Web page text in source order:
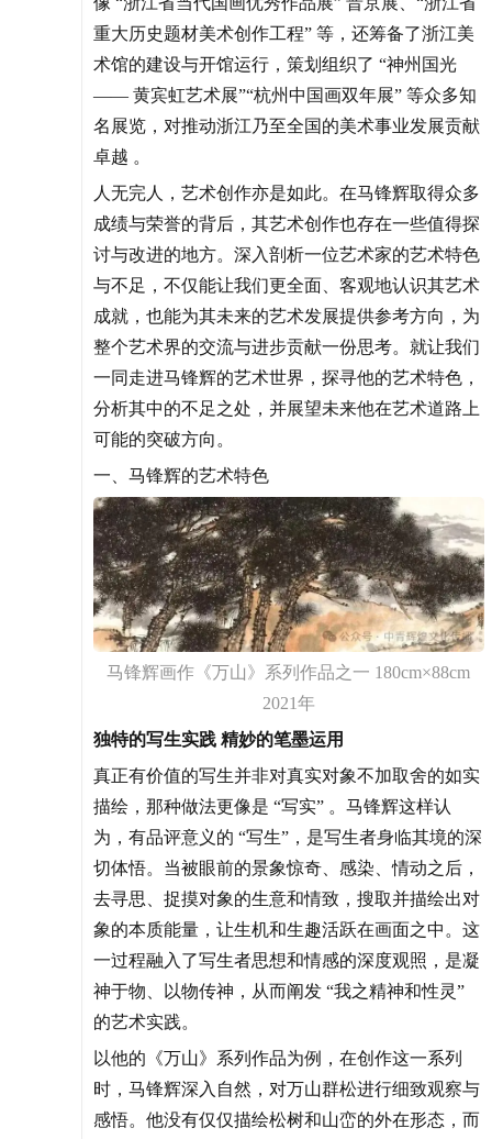
重大历史题材美术创作工程” 等，还筹备了浙江美
术馆的建设与开馆运行，策划组织了 “神州国光
—— 黄宾虹艺术展”“杭州中国画双年展” 等众多知
名展览，对推动浙江乃至全国的美术事业发展贡献
卓越 。
人无完人，艺术创作亦是如此。在马锋辉取得众多
成绩与荣誉的背后，其艺术创作也存在一些值得探
讨与改进的地方。深入剖析一位艺术家的艺术特色
与不足，不仅能让我们更全面、客观地认识其艺术
成就，也能为其未来的艺术发展提供参考方向，为
整个艺术界的交流与进步贡献一份思考。就让我们
一同走进马锋辉的艺术世界，探寻他的艺术特色，
分析其中的不足之处，并展望未来他在艺术道路上
可能的突破方向。
一、马锋辉的艺术特色
马锋辉画作《万山》系列作品之一 180cm×88cm
2021年
独特的写生实践 精妙的笔墨运用
真正有价值的写生并非对真实对象不加取舍的如实
描绘，那种做法更像是 “写实” 。马锋辉这样认
为，有品评意义的 “写生”，是写生者身临其境的深
切体悟。当被眼前的景象惊奇、感染、情动之后，
去寻思、捉摸对象的生意和情致，搜取并描绘出对
象的本质能量，让生机和生趣活跃在画面之中。这
一过程融入了写生者思想和情感的深度观照，是凝
神于物、以物传神，从而阐发 “我之精神和性灵”
的艺术实践。
以他的《万山》系列作品为例，在创作这一系列
时，马锋辉深入自然，对万山群松进行细致观察与
感悟。他没有仅仅描绘松树和山峦的外在形态，而